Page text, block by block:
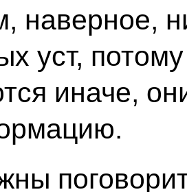
наверное,
уст,
иначе,